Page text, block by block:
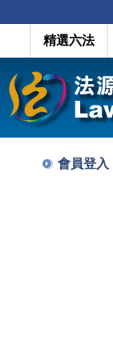
精選六法
會員登入